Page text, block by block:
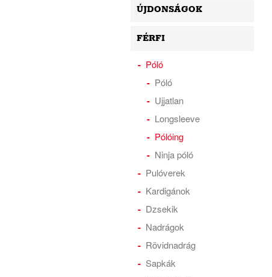
ÚJDONSÁGOK
FÉRFI
Póló
Póló
Ujjatlan
Longsleeve
Pólóing
Ninja póló
Pulóverek
Kardigánok
Dzsekik
Nadrágok
Rövidnadrág
Sapkák